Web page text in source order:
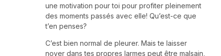
une motivation pour toi pour profiter pleinement
des moments passés avec elle! Qu’est-ce que
t’en penses?
C’est bien normal de pleurer. Mais te laisser
noyer dans tes propres larmes peut être malsain,